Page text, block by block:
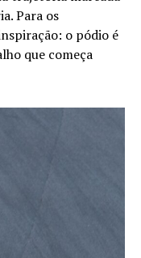
Para os
o pódio é
que começa